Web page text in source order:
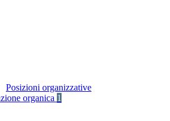
Posizioni organizzative
organica 1